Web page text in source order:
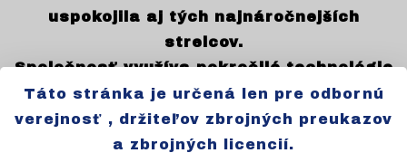
uspokojila aj tých najnáročnejších
strelcov.
Spoločnosť využíva pokročilé technológie
a skúsenosti profesionálnych strelcov na
vývoj produktov, ktoré zvyšujú efektivitu
a presnosť streľby.
Táto stránka je určená len pre odbornú
verejnosť , držiteľov zbrojných preukazov
a zbrojných licencií.